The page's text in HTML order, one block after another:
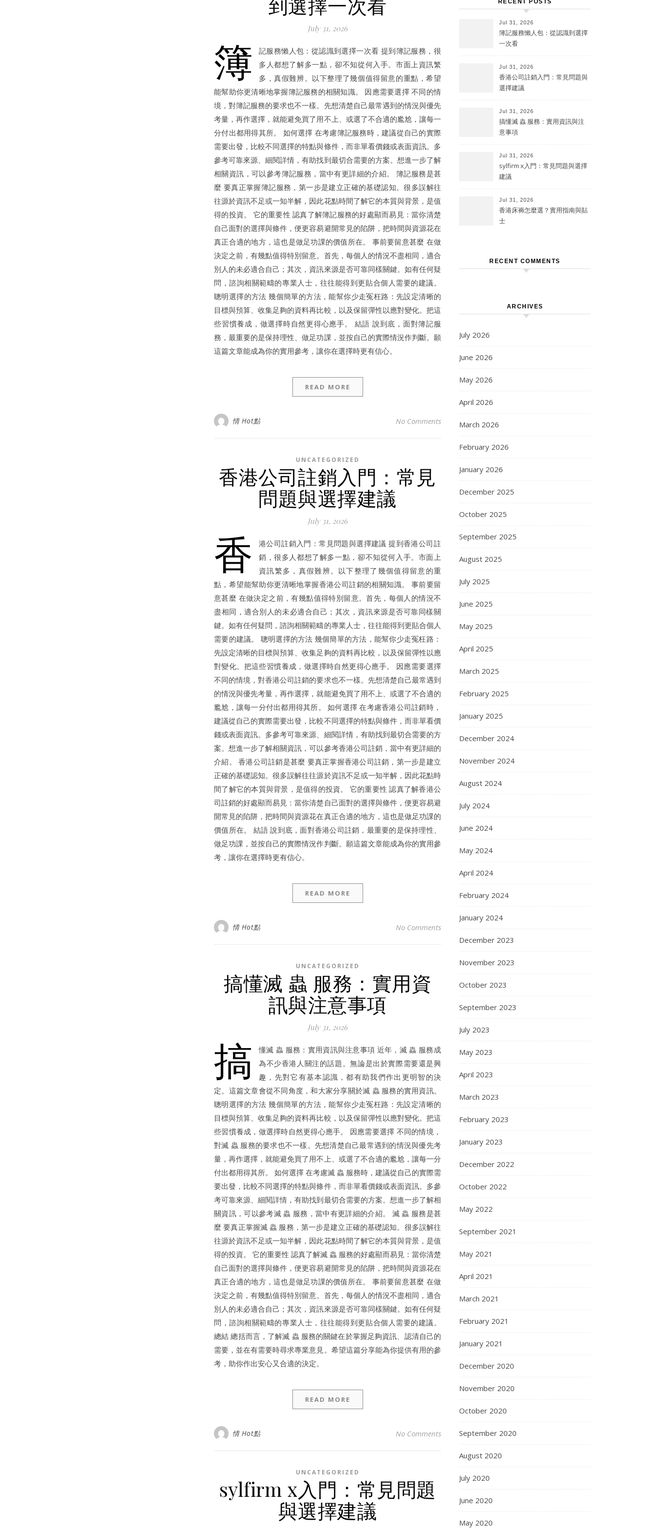
July 31, 2026
簿
記服務懶人包：從認識到選擇一次看 提到簿記服務，很
多人都想了解多一點，卻不知從何入手。市面上資訊繁
多，真假難辨。以下整理了幾個值得留意的重點，希望
能幫助你更清晰地掌握簿記服務的相關知識。 因應需要選擇 不同的情
境，對簿記服務的要求也不一樣。先想清楚自己最常遇到的情況與優先
考量，再作選擇，就能避免買了用不上、或選了不合適的尷尬，讓每一
分付出都用得其所。 如何選擇 在考慮簿記服務時，建議從自己的實際
需要出發，比較不同選擇的特點與條件，而非單看價錢或表面資訊。多
參考可靠來源、細閱詳情，有助找到最切合需要的方案。想進一步了解
相關資訊，可以參考簿記服務，當中有更詳細的介紹。 簿記服務是甚
麼 要真正掌握簿記服務，第一步是建立正確的基礎認知。很多誤解往
往源於資訊不足或一知半解，因此花點時間了解它的本質與背景，是值
得的投資。 它的重要性 認真了解簿記服務的好處顯而易見：當你清楚
自己面對的選擇與條件，便更容易避開常見的陷阱，把時間與資源花在
真正合適的地方，這也是做足功課的價值所在。 事前要留意甚麼 在做
決定之前，有幾點值得特別留意。首先，每個人的情況不盡相同，適合
別人的未必適合自己；其次，資訊來源是否可靠同樣關鍵。如有任何疑
問，諮詢相關範疇的專業人士，往往能得到更貼合個人需要的建議。
聰明選擇的方法 幾個簡單的方法，能幫你少走冤枉路：先設定清晰的
目標與預算、收集足夠的資料再比較，以及保留彈性以應對變化。把這
些習慣養成，做選擇時自然更得心應手。 結語 說到底，面對簿記服
務，最重要的是保持理性、做足功課，並按自己的實際情況作判斷。願
這篇文章能成為你的實用參考，讓你在選擇時更有信心。
READ MORE
情 Hot點 No Comments
UNCATEGORIZED
香港公司註銷入門：常見
問題與選擇建議
July 31, 2026
香
港公司註銷入門：常見問題與選擇建議 提到香港公司註
銷，很多人都想了解多一點，卻不知從何入手。市面上
資訊繁多，真假難辨。以下整理了幾個值得留意的重
點，希望能幫助你更清晰地掌握香港公司註銷的相關知識。 事前要留
意甚麼 在做決定之前，有幾點值得特別留意。首先，每個人的情況不
盡相同，適合別人的未必適合自己；其次，資訊來源是否可靠同樣關
鍵。如有任何疑問，諮詢相關範疇的專業人士，往往能得到更貼合個人
需要的建議。 聰明選擇的方法 幾個簡單的方法，能幫你少走冤枉路：
先設定清晰的目標與預算、收集足夠的資料再比較，以及保留彈性以應
對變化。把這些習慣養成，做選擇時自然更得心應手。 因應需要選擇
不同的情境，對香港公司註銷的要求也不一樣。先想清楚自己最常遇到
的情況與優先考量，再作選擇，就能避免買了用不上、或選了不合適的
尷尬，讓每一分付出都用得其所。 如何選擇 在考慮香港公司註銷時，
建議從自己的實際需要出發，比較不同選擇的特點與條件，而非單看價
錢或表面資訊。多參考可靠來源、細閱詳情，有助找到最切合需要的方
案。想進一步了解相關資訊，可以參考香港公司註銷，當中有更詳細的
介紹。 香港公司註銷是甚麼 要真正掌握香港公司註銷，第一步是建立
正確的基礎認知。很多誤解往往源於資訊不足或一知半解，因此花點時
間了解它的本質與背景，是值得的投資。 它的重要性 認真了解香港公
司註銷的好處顯而易見：當你清楚自己面對的選擇與條件，便更容易避
開常見的陷阱，把時間與資源花在真正合適的地方，這也是做足功課的
價值所在。 結語 說到底，面對香港公司註銷，最重要的是保持理性、
做足功課，並按自己的實際情況作判斷。願這篇文章能成為你的實用參
考，讓你在選擇時更有信心。
READ MORE
情 Hot點 No Comments
UNCATEGORIZED
搞懂滅 蟲 服務：實用資
訊與注意事項
July 31, 2026
搞
懂滅 蟲 服務：實用資訊與注意事項 近年，滅 蟲 服務成
為不少香港人關注的話題。無論是出於實際需要還是興
趣，先對它有基本認識，都有助我們作出更明智的決
定。這篇文章會從不同角度，和大家分享關於滅 蟲 服務的實用資訊。
聰明選擇的方法 幾個簡單的方法，能幫你少走冤枉路：先設定清晰的
目標與預算、收集足夠的資料再比較，以及保留彈性以應對變化。把這
些習慣養成，做選擇時自然更得心應手。 因應需要選擇 不同的情境，
對滅 蟲 服務的要求也不一樣。先想清楚自己最常遇到的情況與優先考
量，再作選擇，就能避免買了用不上、或選了不合適的尷尬，讓每一分
付出都用得其所。 如何選擇 在考慮滅 蟲 服務時，建議從自己的實際需
要出發，比較不同選擇的特點與條件，而非單看價錢或表面資訊。多參
考可靠來源、細閱詳情，有助找到最切合需要的方案。想進一步了解相
關資訊，可以參考滅 蟲 服務，當中有更詳細的介紹。 滅 蟲 服務是甚
麼 要真正掌握滅 蟲 服務，第一步是建立正確的基礎認知。很多誤解往
往源於資訊不足或一知半解，因此花點時間了解它的本質與背景，是值
得的投資。 它的重要性 認真了解滅 蟲 服務的好處顯而易見：當你清楚
自己面對的選擇與條件，便更容易避開常見的陷阱，把時間與資源花在
真正合適的地方，這也是做足功課的價值所在。 事前要留意甚麼 在做
決定之前，有幾點值得特別留意。首先，每個人的情況不盡相同，適合
別人的未必適合自己；其次，資訊來源是否可靠同樣關鍵。如有任何疑
問，諮詢相關範疇的專業人士，往往能得到更貼合個人需要的建議。
總結 總括而言，了解滅 蟲 服務的關鍵在於掌握足夠資訊、認清自己的
需要，並在有需要時尋求專業意見。希望這篇分享能為你提供有用的參
考，助你作出安心又合適的決定。
READ MORE
情 Hot點 No Comments
UNCATEGORIZED
sylfirm x入門：常見問題
與選擇建議
RECENT POSTS
Jul 31, 2026
簿記服務懶人包：從認識到選擇
一次看
Jul 31, 2026
香港公司註銷入門：常見問題與
選擇建議
Jul 31, 2026
搞懂滅 蟲 服務：實用資訊與注
意事項
Jul 31, 2026
sylfirm x入門：常見問題與選擇
建議
Jul 31, 2026
香港床褥怎麼選？實用指南與貼
士
RECENT COMMENTS
ARCHIVES
July 2026
June 2026
May 2026
April 2026
March 2026
February 2026
January 2026
December 2025
October 2025
September 2025
August 2025
July 2025
June 2025
May 2025
April 2025
March 2025
February 2025
January 2025
December 2024
November 2024
August 2024
July 2024
June 2024
May 2024
April 2024
February 2024
January 2024
December 2023
November 2023
October 2023
September 2023
July 2023
May 2023
April 2023
March 2023
February 2023
January 2023
December 2022
October 2022
May 2022
September 2021
May 2021
April 2021
March 2021
February 2021
January 2021
December 2020
November 2020
October 2020
September 2020
August 2020
July 2020
June 2020
May 2020